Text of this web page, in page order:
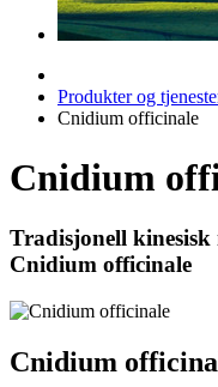
Produkter og
Cnidium officinale
Cnidium
Tradisjonell
Cnidium officinale
Cnidium